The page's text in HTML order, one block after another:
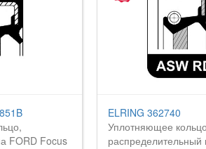
FORD Focus
ELRING 362740
Уплотняющее
распределительный